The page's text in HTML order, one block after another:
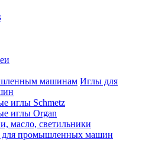
машинам Иглы для
иглы Schmetz
иглы Organ
масло, светильники
для промышленных машин